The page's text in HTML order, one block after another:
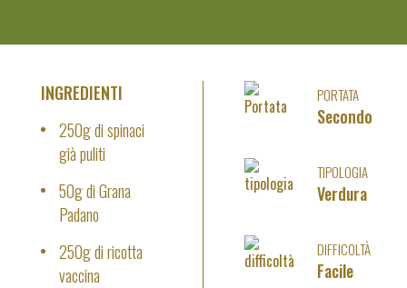
PORTATA
Secondo
TIPOLOGIA
Verdura
DIFFICOLTÀ
Facile
INGREDIENTI
250g di spinaci
già puliti
50g di Grana
Padano
250g di ricotta
vaccina